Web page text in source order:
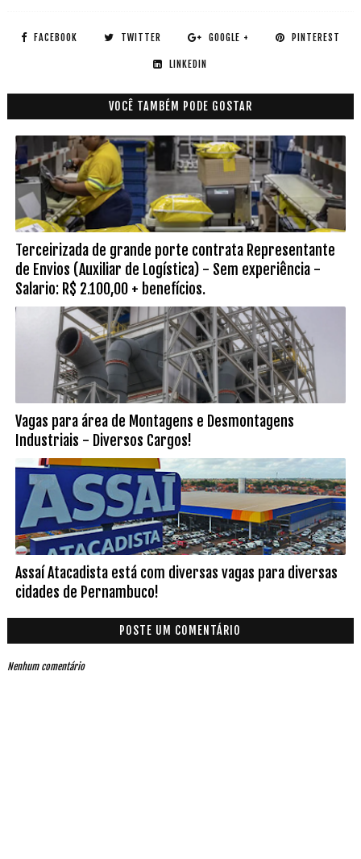
FACEBOOK TWITTER GOOGLE + PINTEREST
LINKEDIN
VOCÊ TAMBÉM PODE GOSTAR
Terceirizada de grande porte contrata Representante
de Envios (Auxiliar de Logística) - Sem experiência -
Salario: R$ 2.100,00 + benefícios.
Vagas para área de Montagens e Desmontagens
Industriais - Diversos Cargos!
Assaí Atacadista está com diversas vagas para diversas
cidades de Pernambuco!
POSTE UM COMENTÁRIO
Nenhum comentário